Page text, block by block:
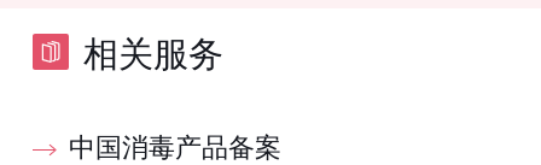
相关服务
中国消毒产品备案